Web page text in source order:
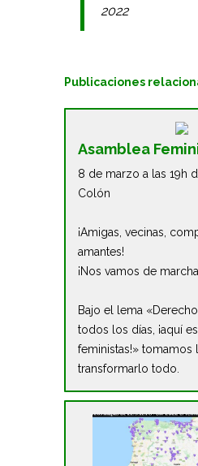
2022
Publicaciones
Asamblea
8 de marzo a las 19h
Colón
¡Amigas, vecinas,
amantes!
¡Nos vamos de
Bajo el lema
todos los días, ¡aquí
feministas!» tomamos
transformarlo todo.